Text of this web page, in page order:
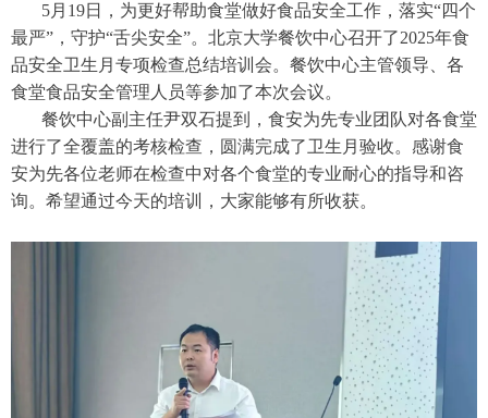
5月19日，为更好帮助食堂做好食品安全工作，落实“四个
最严”，守护“舌尖安全”。北京大学餐饮中心召开了2025年食
品安全卫生月专项检查总结培训会。餐饮中心主管领导、各
食堂食品安全管理人员等参加了本次会议。
餐饮中心副主任尹双石提到，食安为先专业团队对各食堂
进行了全覆盖的考核检查，圆满完成了卫生月验收。感谢食
安为先各位老师在检查中对各个食堂的专业耐心的指导和咨
询。希望通过今天的培训，大家能够有所收获。